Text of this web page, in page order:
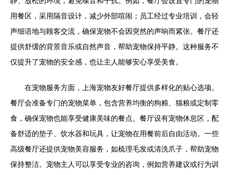
用餐区，采用隔音设计，减少外部喧闹；员工经过专业培训，会轻
声细语地与顾客交流，确保宠物不会因突然的声响而紧张。餐厅还
提供舒缓的背景音乐或自然声音，帮助宠物保持平静。这种服务不
仅提升了宠物的安全感，也让主人能够安心享受美食。
在宠物服务方面，上海宠物友好餐厅提供多样化的贴心选项。
餐厅会准备专门的宠物菜单，包含营养均衡的狗粮、猫粮或定制零
食，确保宠物也能享受健康美味的餐点。餐厅设有宠物休息区，配
备舒适的垫子、饮水器和玩具，让宠物在用餐前后自由活动。一些
高级餐厅还提供宠物美容服务，如梳理毛发或清洗爪子，帮助宠物
保持整洁。宠物主人可以享受专业的咨询，例如营养建议或行为训